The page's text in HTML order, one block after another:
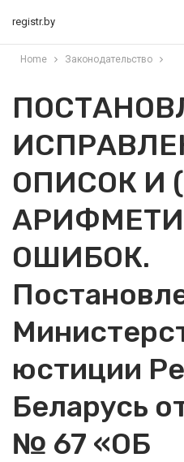
registr.by
Home Законодательство
ОПИСОК И
ОШИБОК.
юстиции
Беларусь
№ 67 «ОБ